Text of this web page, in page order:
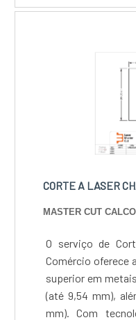
CORTE A LASER
MASTER CUT
O serviço de
Comércio oferece alta precisão e acabamento
superior em
(até 9,54 mm),
mm). Com